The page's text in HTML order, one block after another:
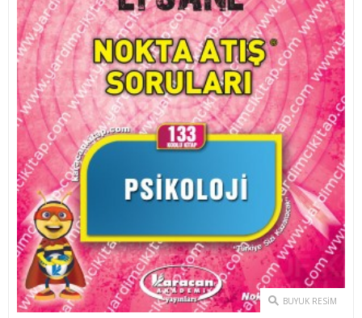
4. SINIF 8. YARIYIL İŞLETME
İKTİSAT
1. SINIF 1. YARIYIL İKTİSAT
1. SINIF 2. YARIYIL İKTİSAT
2. SINIF 3. YARIYIL İKTİSAT
2. SINIF 4. YARIYIL İKTİSAT
3. SINIF 5. YARIYIL İKTİSAT
3. SINIF 6. YARIYIL İKTİSAT
4. SINIF 7. YARIYIL İKTİSAT
BUYUK RESIM